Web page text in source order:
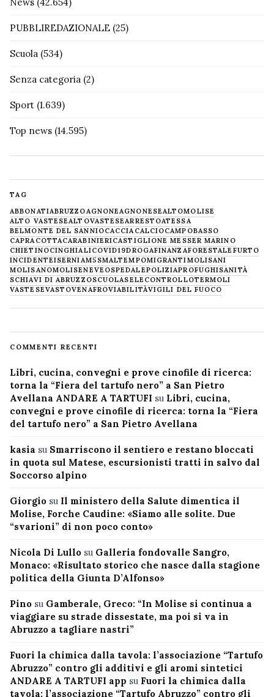
PUBBLIREDAZIONALE (25)
Scuola (534)
Senza categoria (2)
Sport (1.639)
Top news (14.595)
TAG
ABBONATIABRUZZOAGNONEAGNONESEALTOMOLISE
ALTO VASTESEALTOVASTESEARRESTOATESSA
BELMONTE DEL SANNIOCACCIACALCIOCAMPOBASSO
CAPRACOTTACARABINIERICASTIGLIONE MESSER MARINO
CHIETINOCINGHIALICOVID19DROGAFINANZAFORESTALE FURTO
INCIDENTEISERNIAM5SMALTEMPOMIGRANTIMOLISANI
MOLISANOMOLISENEVE OSPEDALEPOLIZIAPROFUGHISANITÀ
SCHIAVI DI ABRUZZOSCUOLASELECONTROLLOTERMOLI
VASTESEVASTOVENAFROVIABILITÀVIGILI DEL FUOCO
COMMENTI RECENTI
Libri, cucina, convegni e prove cinofile di ricerca:
torna la “Fiera del tartufo nero” a San Pietro
Avellana ANDARE A TARTUFI su Libri, cucina,
convegni e prove cinofile di ricerca: torna la “Fiera
del tartufo nero” a San Pietro Avellana
kasia su Smarriscono il sentiero e restano bloccati
in quota sul Matese, escursionisti tratti in salvo dal
Soccorso alpino
Giorgio su Il ministero della Salute dimentica il
Molise, Forche Caudine: «Siamo alle solite. Due
“svarioni” di non poco conto»
Nicola Di Lullo su Galleria fondovalle Sangro,
Monaco: «Risultato storico che nasce dalla stagione
politica della Giunta D’Alfonso»
Pino su Gamberale, Greco: “In Molise si continua a
viaggiare su strade dissestate, ma poi si va in
Abruzzo a tagliare nastri”
Fuori la chimica dalla tavola: l’associazione “Tartufo
Abruzzo” contro gli additivi e gli aromi sintetici
ANDARE A TARTUFI app su Fuori la chimica dalla
tavola: l’associazione “Tartufo Abruzzo” contro gli